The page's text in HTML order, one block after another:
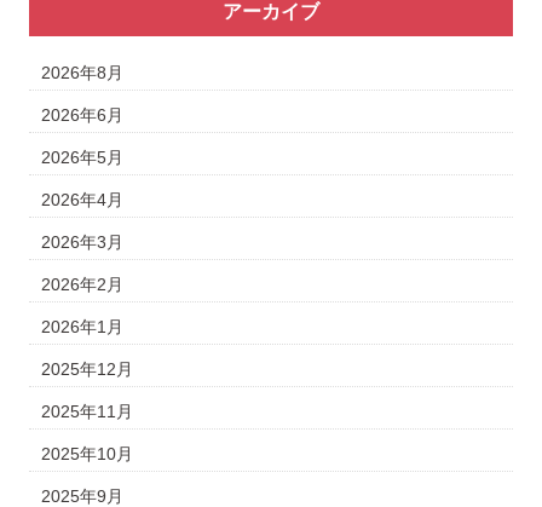
アーカイブ
2026年8月
2026年6月
2026年5月
2026年4月
2026年3月
2026年2月
2026年1月
2025年12月
2025年11月
2025年10月
2025年9月